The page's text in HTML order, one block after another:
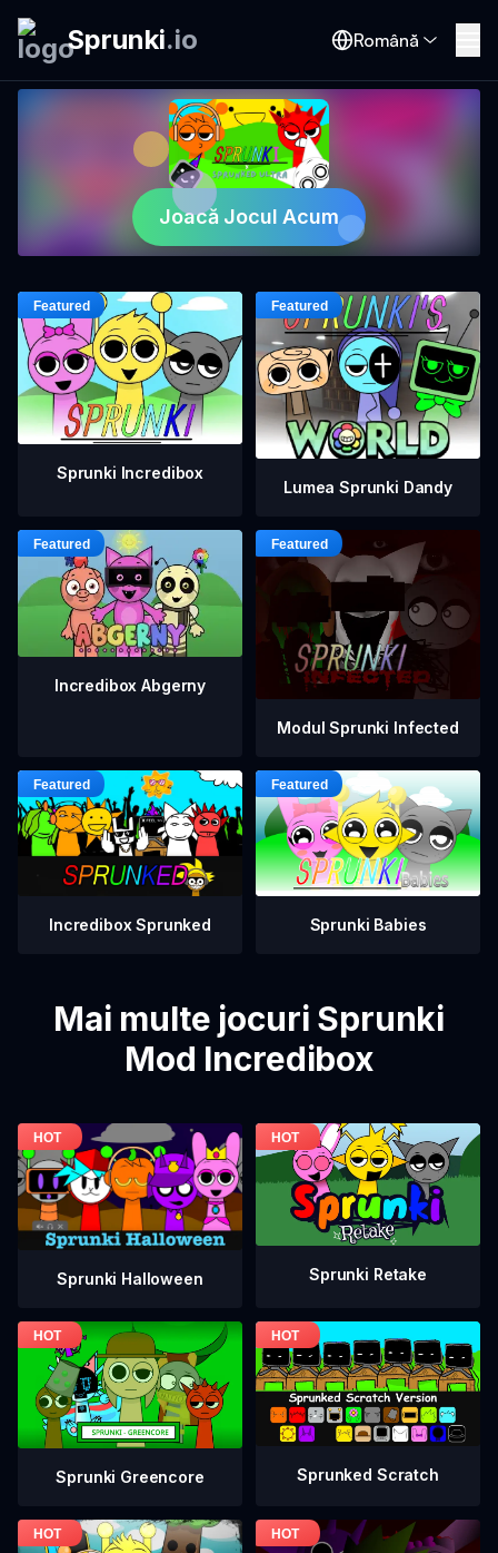
Sprunki.io Română
Joacă Jocul Acum
Sprunki Incredibox
Lumea Sprunki Dandy
Incredibox Abgerny
Modul Sprunki Infected
Incredibox Sprunked Sprunki Babies
Mai multe jocuri Sprunki
Mod Incredibox
Sprunki Halloween Sprunki Retake
Sprunki Greencore Sprunked Scratch